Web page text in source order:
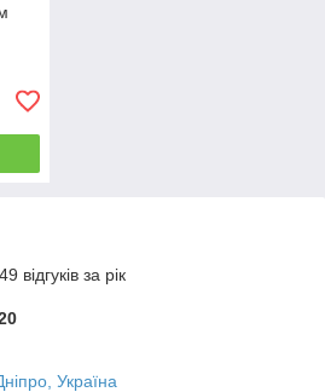
відгуків за рік
Україна